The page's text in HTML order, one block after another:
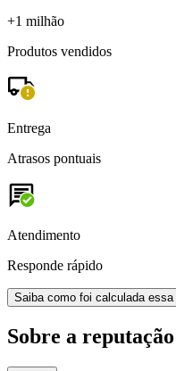
+1 milhão
Produtos vendidos
Entrega
Atrasos pontuais
Atendimento
Responde rápido
Saiba como foi calculada essa
Sobre a